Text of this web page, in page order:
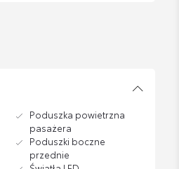
Poduszka powietrzna
pasażera
Poduszki boczne
przednie